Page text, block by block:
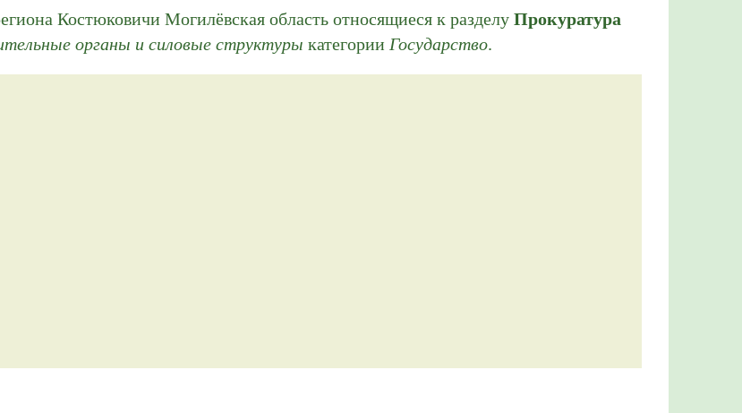
Костюковичи Могилёвская область относящиеся к разделу Прокуратура
органы и силовые структуры категории Государство.